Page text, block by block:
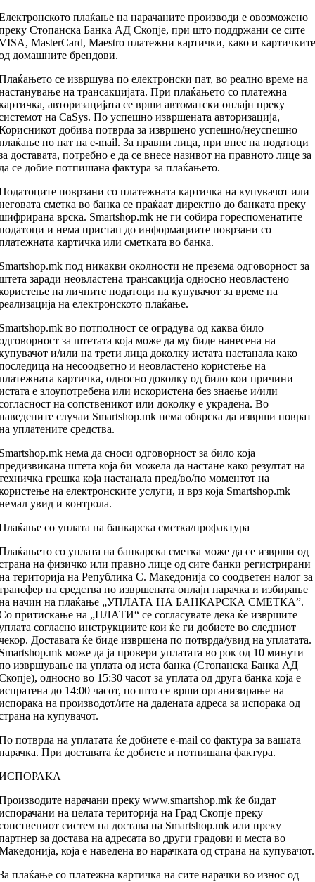
плаќање на нарачаните производи е овозможено
Стопанска Банка АД Скопје, при што поддржани се сите
MasterCard, Maestro платежни картички, како и картичките
домашните брендови.
се извршува по електронски пат, во реално време на
на трансакцијата. При плаќањето со платежна
авторизацијата се врши автоматски онлајн преку
на CaSys. По успешно извршената авторизација,
добива потврда за извршено успешно/неуспешно
по пат на e-mail. За правни лица, при внес на податоци
доставата, потребно е да се внесе називот на правното лице за
се добие потпишана фактура за плаќањето.
поврзани со платежната картичка на купувачот или
сметка во банка се праќаат директно до банката преку
врска. Smartshop.mk не ги собира гореспоменатите
и нема пристап до информациите поврзани со
картичка или сметката во банка.
под никакви околности не презема одговорност за
заради неовластена трансакција односно неовластено
на личните податоци на купувачот за време на
на електронското плаќање.
во потполност се оградува од каква било
за штетата која може да му биде нанесена на
и/или на трети лица доколку истата настанала како
на несоодветно и неовластено користење на
картичка, односно доколку од било кои причини
е злоупотребена или искористена без знаење и/или
на сопственикот или доколку е украдена. Во
случаи Smartshop.mk нема обврска да изврши поврат
уплатените средства.
нема да сноси одговорност за било која
штета која би можела да настане како резултат на
грешка која настанала пред/во/по моментот на
на електронските услуги, и врз која Smartshop.mk
увид и контрола.
со уплата на банкарска сметка/профактура
со уплата на банкарска сметка може да се изврши од
на физичко или правно лице од сите банки регистрирани
територија на Република С. Македонија со соодветен налог за
нa средства по извршената онлајн нарачка и избирање
начин на плаќање „УПЛАТА НА БАНКАРСКА СМЕТКА”.
притискање на „ПЛАТИ“ се согласувате дека ќе извршите
согласно инструкциите кои ќе ги добиете во следниот
Доставата ќе биде извршена по потврда/увид на уплатата.
може да ја провери уплатата во рок од 10 минути
извршување на уплата од иста банка (Стопанска Банка АД
односно во 15:30 часот за уплата од друга банка која е
до 14:00 часот, по што се врши организирање на
на производот/ите на дадената адреса за испорака од
на купувачот.
потврда на уплатата ќе добиете e-mail со фактура за вашата
При доставата ќе добиете и потпишана фактура.
нарачани преку www.smartshop.mk ќе бидат
на целата територија на Град Скопје преку
систем на достава на Smartshop.mk или преку
за достава на адресата во други градови и места во
која е наведена во нарачката од страна на купувачот.
плаќање со платежна картичка на сите нарачки во износ од